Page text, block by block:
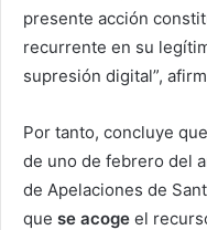
presente acción
recurrente en su
supresión digital”,
Por tanto, concluye
de uno de febrero del
de Apelaciones de
que se acoge el